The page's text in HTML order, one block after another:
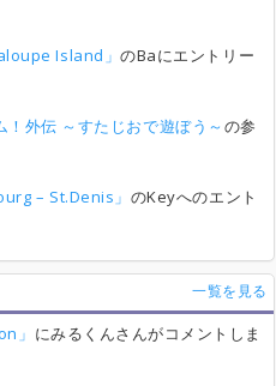
Island」のBaにエントリー
！外伝 ～すたじおで遊ぼう～ の参
– St.Denis」 のKeyへのエント
一覧を見る
」 にみるくんさんがコメントしま